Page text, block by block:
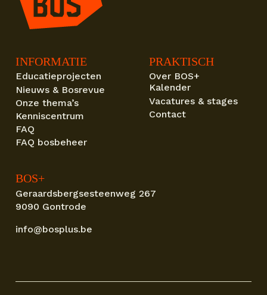
INFORMATIE
Educatieprojecten
Nieuws & Bosrevue
Onze thema’s
Kenniscentrum
FAQ
FAQ bosbeheer
PRAKTISCH
Over BOS+
Kalender
Vacatures & stages
Contact
BOS+
Geraardsbergsesteenweg 267
9090 Gontrode
info@bosplus.be